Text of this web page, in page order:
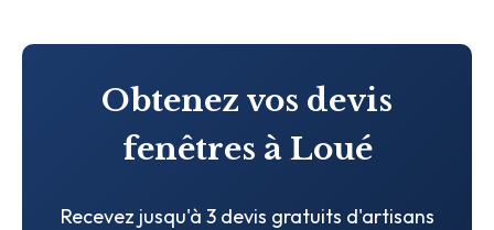
Obtenez vos devis
fenêtres à Loué
Recevez jusqu'à 3 devis gratuits d'artisans